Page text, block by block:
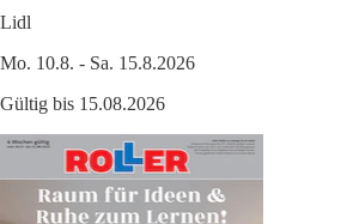
Lidl
Mo. 10.8. - Sa. 15.8.2026
Gültig bis 15.08.2026